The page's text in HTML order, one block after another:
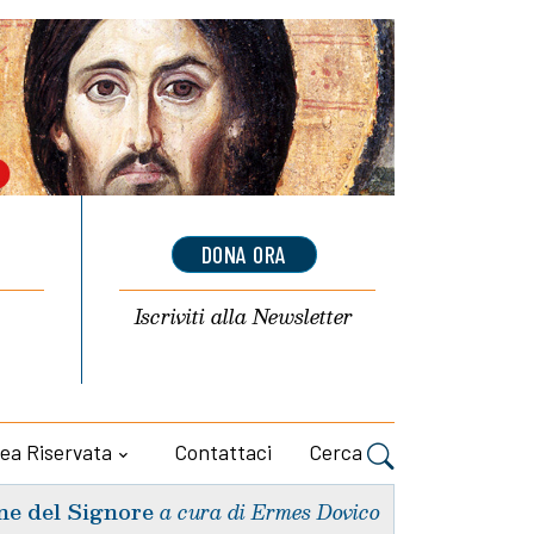
DONA ORA
Iscriviti allaNewsletter
Riservata Contattaci Cerca
del Signorea cura di Ermes Dovico